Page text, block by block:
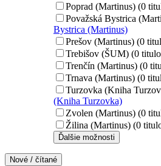
Poprad (Martinus) (0
Považská Bystrica
Bystrica (Martinus)
Prešov (Martinus) (0
Trebišov (ŠUM) (0
Trenčín (Martinus) (0
Trnava (Martinus) (0
Turzovka (Kniha
(Kniha Turzovka)
Zvolen (Martinus) (0
Žilina (Martinus) (0
Ďalšie možnosti
Nové / čítané